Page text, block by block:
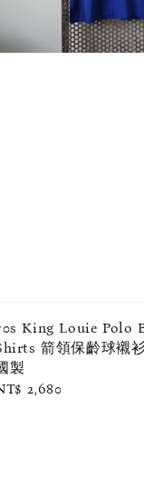
King Louie Polo
箭領保齡球襯
製
2,680